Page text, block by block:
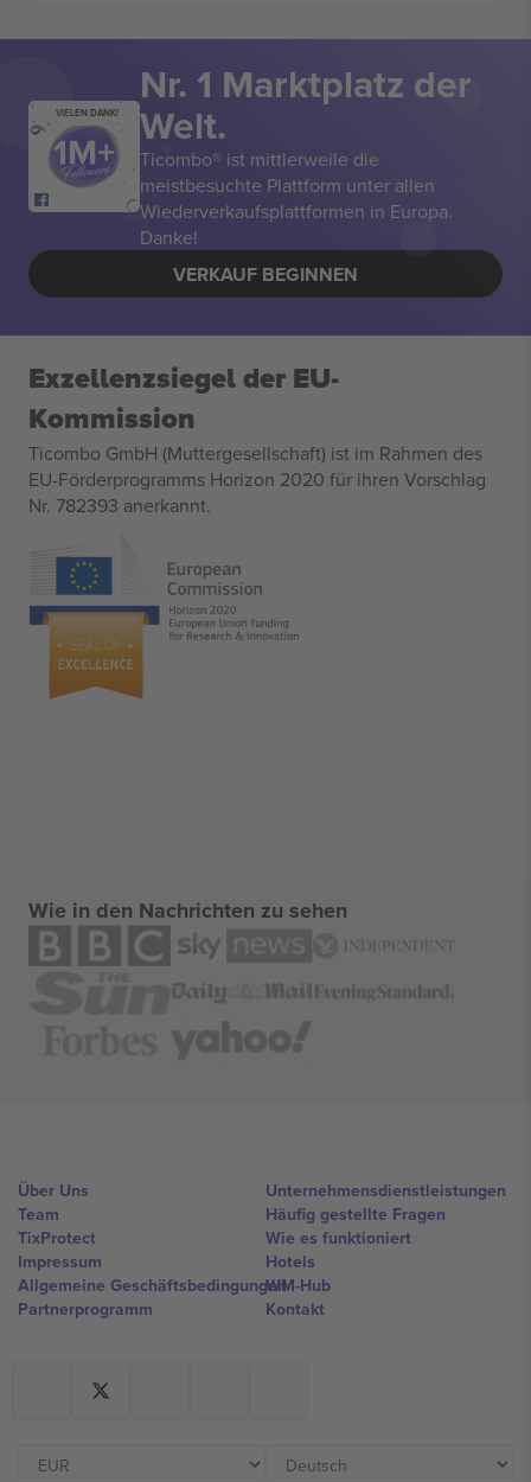
VIELEN DANK!
Nr. 1 Marktplatz der
Welt.
Ticombo® ist mittlerweile die
meistbesuchte Plattform unter allen
Wiederverkaufsplattformen in Europa.
Danke!
VERKAUF BEGINNEN
Exzellenzsiegel der EU-
Kommission
Ticombo GmbH (Muttergesellschaft) ist im Rahmen des
EU-Förderprogramms Horizon 2020 für ihren Vorschlag
Nr. 782393 anerkannt.
Wie in den Nachrichten zu sehen
Über Uns
Team
TixProtect
Impressum
Allgemeine Geschäftsbedingungen
Partnerprogramm
Unternehmensdienstleistungen
Häufig gestellte Fragen
Wie es funktioniert
Hotels
WM-Hub
Kontakt